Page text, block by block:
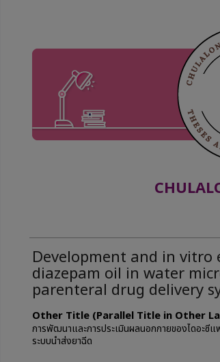
Development and in
diazepam oil in water
parenteral drug delivery
Other Title (Parallel Title in Other
การพัฒนาและการประเมินผลนอกกายของไดอะซีแ
ระบบนำส่งยาฉีด